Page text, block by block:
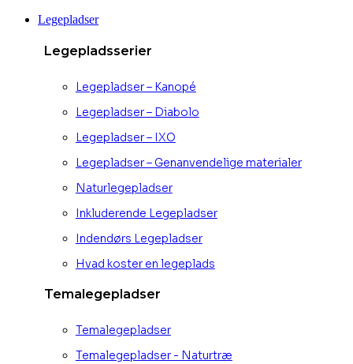
Legepladser
Legepladsserier
Legepladser – Kanopé
Legepladser – Diabolo
Legepladser – IXO
Legepladser – Genanvendelige materialer
Naturlegepladser
Inkluderende Legepladser
Indendørs Legepladser
Hvad koster en legeplads
Temalegepladser
Temalegepladser
Temalegepladser - Naturtræ